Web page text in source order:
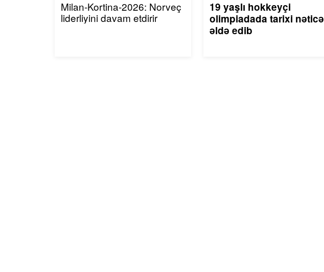
Milan-Kortina-2026: Norveç
liderliyini davam etdirir
19 yaşlı hokkeyçi
olimpiadada tarixi nəticə
əldə edib